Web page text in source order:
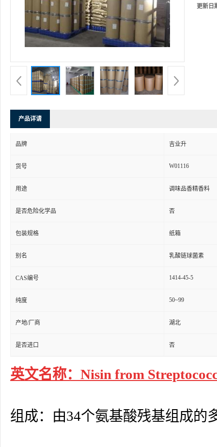
更新日
产品详请
品牌 吉业升
货号 W01116
用途 调味品香精香料
是否危险化学品 否
包装规格 纸箱
别名 乳酸链球菌素
CAS编号 1414-45-5
纯度 50~99
产地/厂商 湖北
是否进口 否
英文名称：Nisin from
组成：由34个氨基酸残基组成的